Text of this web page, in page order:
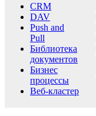
CRM
DAV
Push and
Pull
Библиотека
документов
Бизнес
процессы
Веб-кластер